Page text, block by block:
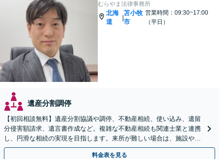
むらやま法律事務所
北海
道
|
苫小牧
市
営業時間：09:30~17:00
（平日）
遺産分割調停
【初回相談無料】遺産分割協議や調停、不動産相続、使い込み、遺留
分侵害額請求、遺言書作成など。複雑な不動産相続も関連士業と連携
し、円滑な相続の実現を目指します。来所が難しい場合は、施設や病
院への出張相談も対応可能です【弁護士歴19年以上】
料金表を見る